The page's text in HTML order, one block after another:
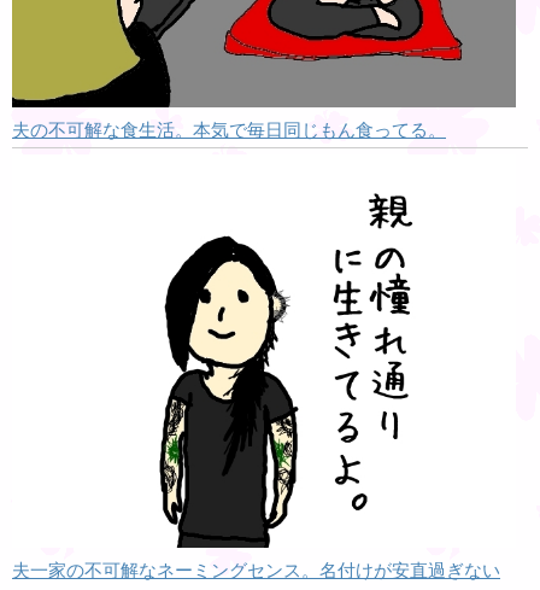
夫の不可解な食生活。本気で毎日同じもん食ってる。
夫一家の不可解なネーミングセンス。名付けが安直過ぎない